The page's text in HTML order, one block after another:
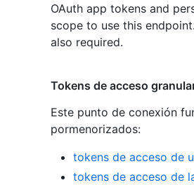
OAuth app tokens and
scope to use this
also required.
Tokens de acceso
Este punto de conexión
pormenorizados:
tokens de acceso de
tokens de acceso de